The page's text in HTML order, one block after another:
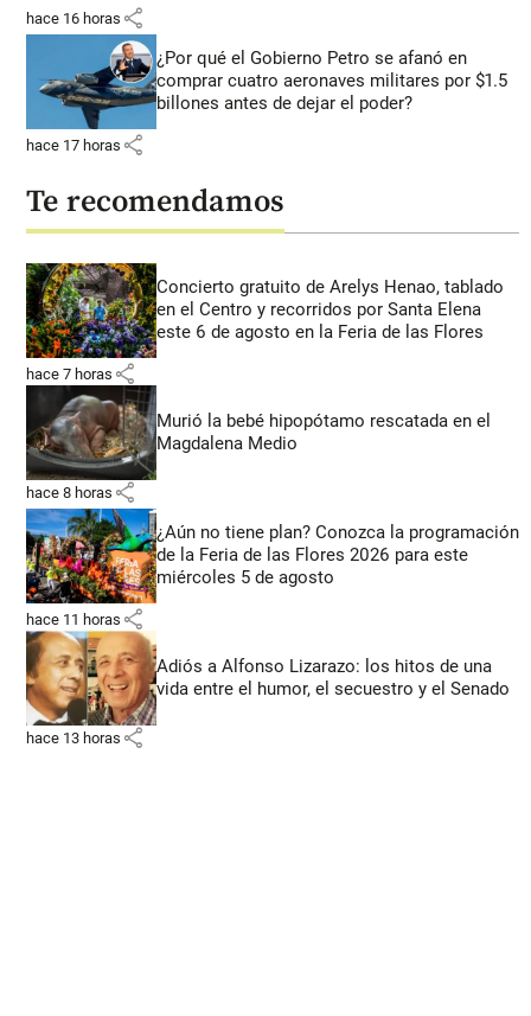
hace 16 horas share
¿Por qué el Gobierno Petro se afanó en
comprar cuatro aeronaves militares por $1.5
billones antes de dejar el poder?
hace 17 horas share
Te recomendamos
Concierto gratuito de Arelys Henao, tablado
en el Centro y recorridos por Santa Elena
este 6 de agosto en la Feria de las Flores
hace 7 horas share
Murió la bebé hipopótamo rescatada en el
Magdalena Medio
hace 8 horas share
¿Aún no tiene plan? Conozca la programación
de la Feria de las Flores 2026 para este
miércoles 5 de agosto
hace 11 horas share
Adiós a Alfonso Lizarazo: los hitos de una
vida entre el humor, el secuestro y el Senado
hace 13 horas share